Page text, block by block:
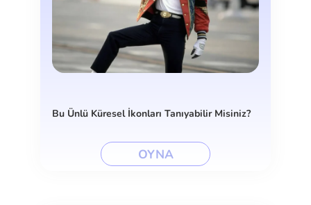
Bu Ünlü Küresel İkonları Tanıyabilir Misiniz?
OYNA